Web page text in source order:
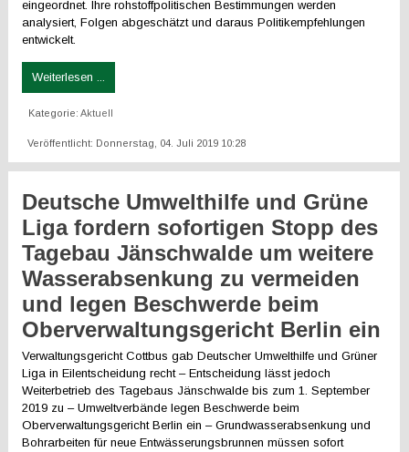
eingeordnet. Ihre rohstoffpolitischen Bestimmungen werden
analysiert, Folgen abgeschätzt und daraus Politikempfehlungen
entwickelt.
Weiterlesen ...
Kategorie:Aktuell
Veröffentlicht: Donnerstag, 04. Juli 2019 10:28
Deutsche Umwelthilfe und Grüne
Liga fordern sofortigen Stopp des
Tagebau Jänschwalde um weitere
Wasserabsenkung zu vermeiden
und legen Beschwerde beim
Oberverwaltungsgericht Berlin ein
Verwaltungsgericht Cottbus gab Deutscher Umwelthilfe und Grüner
Liga in Eilentscheidung recht – Entscheidung lässt jedoch
Weiterbetrieb des Tagebaus Jänschwalde bis zum 1. September
2019 zu – Umweltverbände legen Beschwerde beim
Oberverwaltungsgericht Berlin ein – Grundwasserabsenkung und
Bohrarbeiten für neue Entwässerungsbrunnen müssen sofort